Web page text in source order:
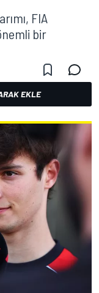
FIA
bir
EKLE